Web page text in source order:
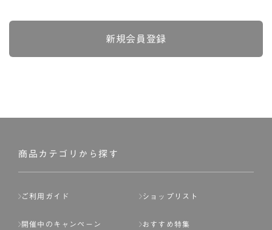
新規会員登録
商品カテゴリから探す
ご利用ガイド ショップリスト
開催中のキャンペーン おすすめ特集